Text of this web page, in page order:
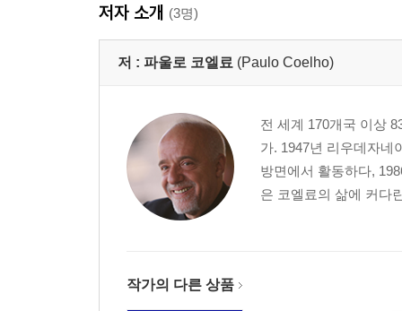
저자 소개 (3명)
저 : 파울로 코엘료 (Paulo Coelho)
전 세계 170개국 이상
가. 1947년 리우데자네
방면에서 활동하다,
은 코엘료의 삶에 커다
작가의 다른 상품